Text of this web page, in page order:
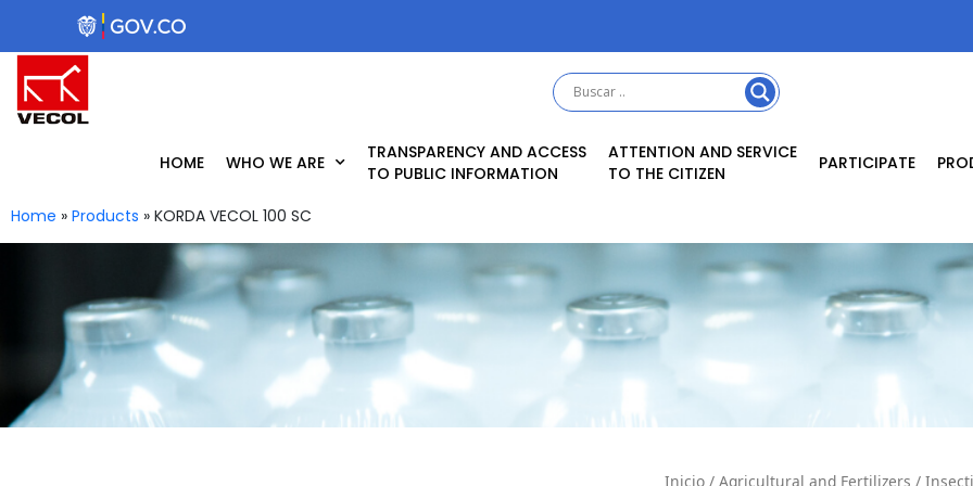
content
HOME WHO WE ARE
TRANSPARENCY AND ACCESS
TO PUBLIC INFORMATION
ATTENTION AND SERVICE
TO THE CITIZEN
PARTICIPATE
Home » Products » KORDA VECOL 100 SC
Inicio/ Agricultural and Fertilizers /